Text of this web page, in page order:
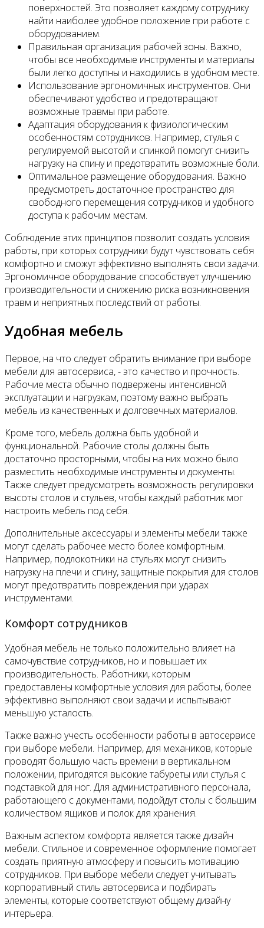
поверхностей. Это позволяет каждому сотруднику
найти наиболее удобное положение при работе с
оборудованием.
Правильная организация рабочей зоны. Важно,
чтобы все необходимые инструменты и материалы
были легко доступны и находились в удобном месте.
Использование эргономичных инструментов. Они
обеспечивают удобство и предотвращают
возможные травмы при работе.
Адаптация оборудования к физиологическим
особенностям сотрудников. Например, стулья с
регулируемой высотой и спинкой помогут снизить
нагрузку на спину и предотвратить возможные боли.
Оптимальное размещение оборудования. Важно
предусмотреть достаточное пространство для
свободного перемещения сотрудников и удобного
доступа к рабочим местам.
Соблюдение этих принципов позволит создать условия
работы, при которых сотрудники будут чувствовать себя
комфортно и сможут эффективно выполнять свои задачи.
Эргономичное оборудование способствует улучшению
производительности и снижению риска возникновения
травм и неприятных последствий от работы.
Удобная мебель
Первое, на что следует обратить внимание при выборе
мебели для автосервиса, - это качество и прочность.
Рабочие места обычно подвержены интенсивной
эксплуатации и нагрузкам, поэтому важно выбрать
мебель из качественных и долговечных материалов.
Кроме того, мебель должна быть удобной и
функциональной. Рабочие столы должны быть
достаточно просторными, чтобы на них можно было
разместить необходимые инструменты и документы.
Также следует предусмотреть возможность регулировки
высоты столов и стульев, чтобы каждый работник мог
настроить мебель под себя.
Дополнительные аксессуары и элементы мебели также
могут сделать рабочее место более комфортным.
Например, подлокотники на стульях могут снизить
нагрузку на плечи и спину, защитные покрытия для столов
могут предотвратить повреждения при ударах
инструментами.
Комфорт сотрудников
Удобная мебель не только положительно влияет на
самочувствие сотрудников, но и повышает их
производительность. Работники, которым
предоставлены комфортные условия для работы, более
эффективно выполняют свои задачи и испытывают
меньшую усталость.
Также важно учесть особенности работы в автосервисе
при выборе мебели. Например, для механиков, которые
проводят большую часть времени в вертикальном
положении, пригодятся высокие табуреты или стулья с
подставкой для ног. Для административного персонала,
работающего с документами, подойдут столы с большим
количеством ящиков и полок для хранения.
Важным аспектом комфорта является также дизайн
мебели. Стильное и современное оформление помогает
создать приятную атмосферу и повысить мотивацию
сотрудников. При выборе мебели следует учитывать
корпоративный стиль автосервиса и подбирать
элементы, которые соответствуют общему дизайну
интерьера.